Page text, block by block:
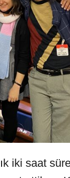
iki saat